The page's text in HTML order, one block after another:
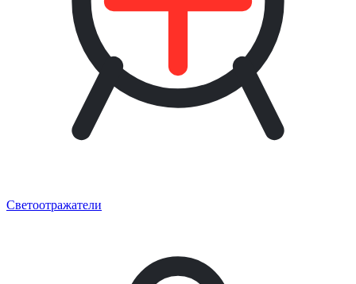
Светоотражатели